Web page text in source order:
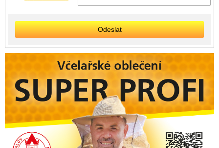
Odeslat